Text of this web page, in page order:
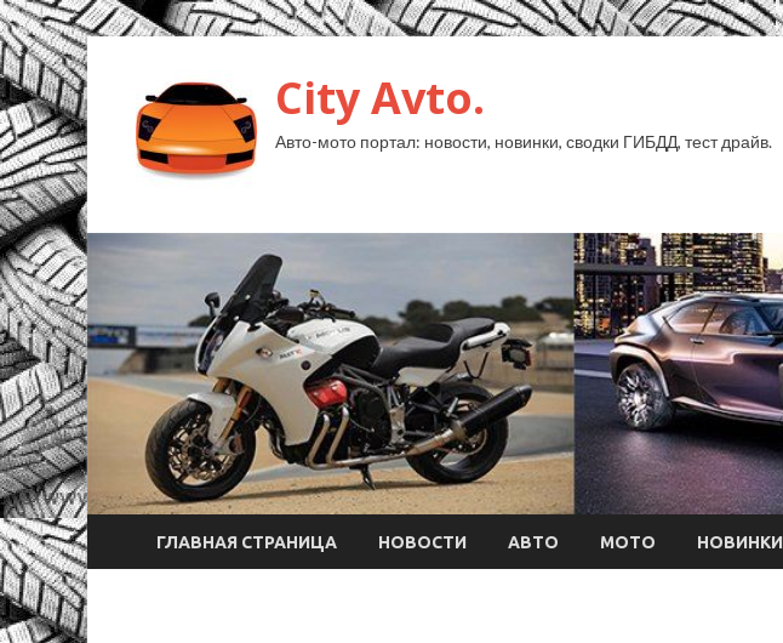
City Avto.
Авто-мото портал: новости, новинки, сводки ГИБДД, тест драйв.
ГЛАВНАЯ СТРАНИЦА НОВОСТИ АВТО МОТО НОВИНКИ